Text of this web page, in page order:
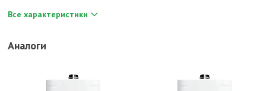
Все характеристики
Аналоги